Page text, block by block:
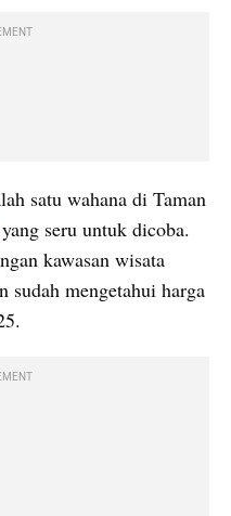
satu wahana di Taman
seru untuk dicoba.
kawasan wisata
mengetahui harga